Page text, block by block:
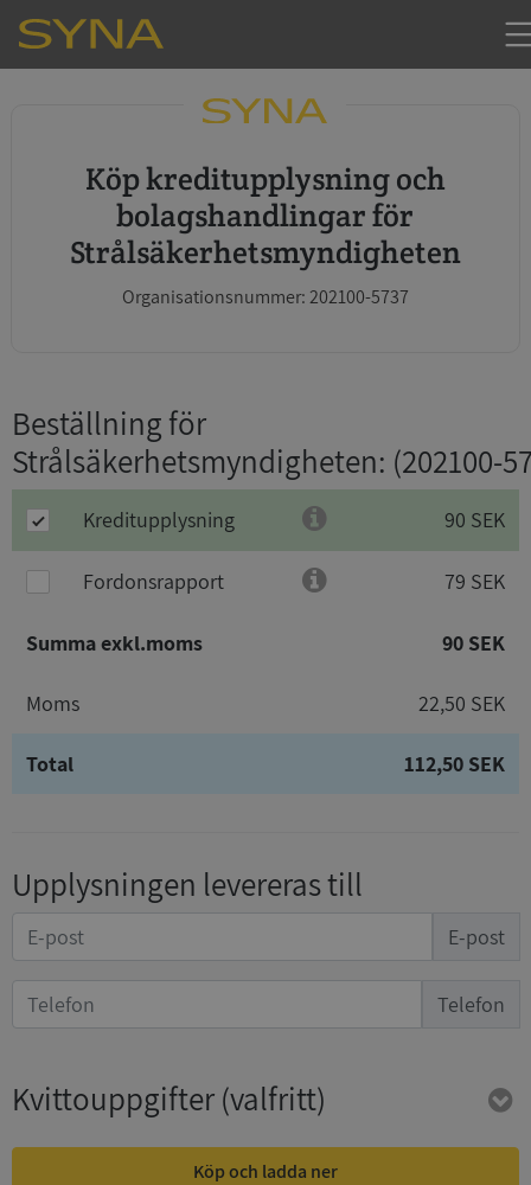
Köp kreditupplysning och
bolagshandlingar för
Strålsäkerhetsmyndigheten
Organisationsnummer: 202100-5737
Beställning för
Strålsäkerhetsmyndigheten: (202100-
Kreditupplysning 90 SEK
Fordonsrapport 79 SEK
Summa exkl.moms 90 SEK
Moms 22,50 SEK
Total 112,50 SEK
Upplysningen levereras till
E-post
Telefon
Kvittouppgifter(valfritt)
Köp och ladda ner